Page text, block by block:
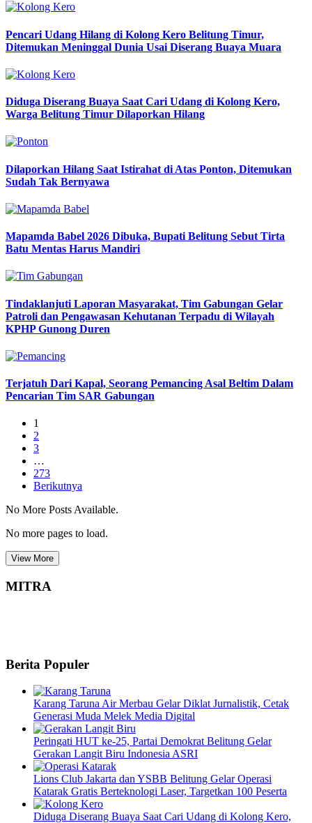
Pencari Udang Hilang di Kolong Kero Belitung Timur,
Ditemukan Meninggal Dunia Usai Diserang Buaya Muara
Diduga Diserang Buaya Saat Cari Udang di Kolong Kero,
Warga Belitung Timur Dilaporkan Hilang
Dilaporkan Hilang Saat Istirahat di Atas Ponton, Ditemukan
Sudah Tak Bernyawa
Mapamda Babel 2026 Dibuka, Bupati Belitung Sebut Tirta
Batu Mentas Harus Mandiri
Tindaklanjuti Laporan Masyarakat, Tim Gabungan Gelar
Patroli dan Pengawasan Kehutanan Terpadu di Wilayah
KPHP Gunong Duren
Terjatuh Dari Kapal, Seorang Pemancing Asal Beltim Dalam
Pencarian Tim SAR Gabungan
1
2
3
…
273
Berikutnya
No More Posts Available.
No more pages to load.
View More
MITRA
Berita Populer
Karang Taruna Air Merbau Gelar Diklat Jurnalistik, Cetak
Generasi Muda Melek Media Digital
Peringati HUT ke-25, Partai Demokrat Belitung Gelar
Gerakan Langit Biru Indonesia ASRI
Lions Club Jakarta dan YSBB Belitung Gelar Operasi
Katarak Gratis Berteknologi Laser, Targetkan 100 Peserta
Diduga Diserang Buaya Saat Cari Udang di Kolong Kero,